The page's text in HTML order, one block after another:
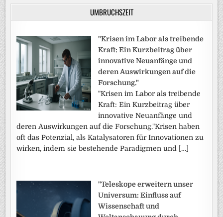
UMBRUCHSZEIT
"Krisen im Labor als treibende
Kraft: Ein Kurzbeitrag über
innovative Neuanfänge und
deren Auswirkungen auf die
Forschung."
"Krisen im Labor als treibende
Kraft: Ein Kurzbeitrag über
innovative Neuanfänge und
deren Auswirkungen auf die Forschung."Krisen haben
oft das Potenzial, als Katalysatoren für Innovationen zu
wirken, indem sie bestehende Paradigmen und […]
"Teleskope erweitern unser
Universum: Einfluss auf
Wissenschaft und